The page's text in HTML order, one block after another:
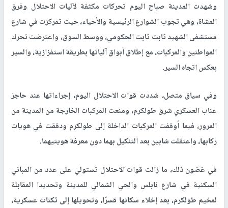
وشهدت المدينة صباح اليوم تحركات مكثفة لآليات الاحتلال وفرق
المشاة، وهي تجوب الشوارع الرئيسية والأحياء، حيث تمركزت في شارع
مستشفى الشهيد ثابت ثابت الحكومي، ووسط السوق، واعترضت تحرك
المواطنين والمركبات، مع إطلاق أبواق آلياتها بطريقة استفزازية، والسير
بعكس اتجاه السير.
وفي سياق متصل، شددت قوات الاحتلال اليوم، إجراءاتها عند حاجز
عناب العسكري شرق طولكرم، ومنعت المركبات الخارجة من المدينة من
المرور، فيما أوقفت المركبات الداخلة إلى طولكرم ودققت في هويات
ركابها، واعتقلت شابين بعد التنكيل بهما دون معرفة هويتيهما.
في غضون ذلك، ما زالت قوات الاحتلال تستولي على عدد من المباني
السكنية في شارع نابلس والحي الشمالي للمدينة وتحديدا المقابلة
لمخيم طولكرم، بعد إخلاء سكانها قسرًا، وتحويلها إلى ثكنات عسكرية،